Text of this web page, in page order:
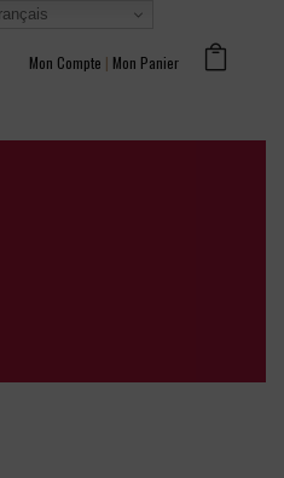
Mon Compte | Mon Panier